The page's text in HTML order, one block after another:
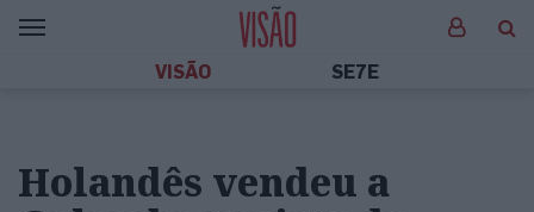
VISÃO SE7E
Holandês vendeu a